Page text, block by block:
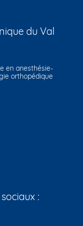
du Val
en anesthésie-
orthopédique
: